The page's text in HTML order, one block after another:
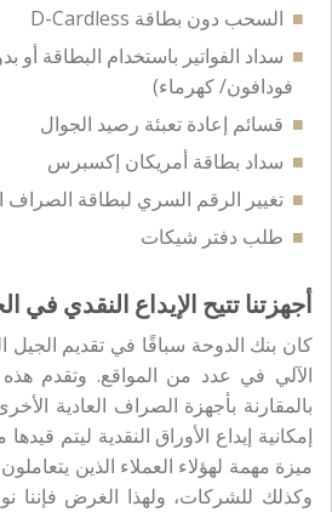
السحب دون بطاقة D-Cardless
سداد الفواتير باستخدام البطاقة أو
فودافون/ كهرماء)
قسائم إعادة تعبئة رصيد الجوال
سداد بطاقة أمريكان إكسبرس
تغيير الرقم السري لبطاقة الصراف
طلب دفتر شيكات
أجهزتنا تتيح الإيداع النقدي في
كان بنك الدوحة سباقًا في تقديم
الآلي في عدد من المواقع. وتقدم
بالمقارنة بأجهزة الصراف العادية
إمكانية إيداع الأوراق النقدية ليتم
ميزة مهمة لهؤلاء العملاء الذين
وكذلك للشركات، ولهذا الغرض فإننا